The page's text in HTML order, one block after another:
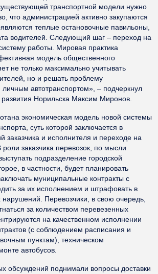
транспортной модели нужно
что администрацией активно закупаются
теплые остановочные павильоны,
водителей. Следующий шаг – переход на
работы. Мировая практика
модель общественного
не только максимально учитывать
но и решать проблему
автотранспортом», – подчеркнул
развития Норильска Максим Миронов.
экономическая модель новой системы
суть которой заключается в
заказчика и исполнителя и переходе на
роли заказчика перевозок, по мысли
подразделение городской
в частности, будет планировать
муниципальные контракты с
за их исполнением и штрафовать в
Перевозчики, в свою очередь,
за количеством перевезенных
на качественном исполнении
(с соблюдением расписания и
пунктам), техническом
автобусов.
обсуждений поднимали вопросы доставки